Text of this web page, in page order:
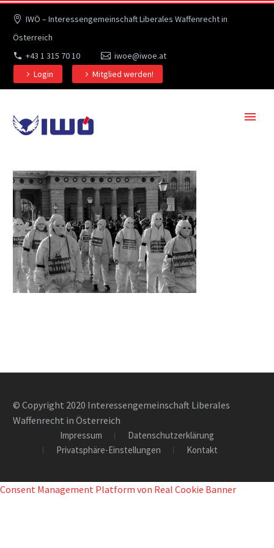
IWÖ – Interessengemeinschaft Liberales Waffenrecht in
Österreich
+43 1 315 70 10
iwoe@iwoe.at
Login
Mitglied werden!
© Copyright 2020 Interessengemeinschaft Liberales
Waffenrecht in Österreich
Impressum
Datenschutzerklärung
Privatsphäre-Einstellungen
Kontakt
Consent Management Platform von Real Cookie Banner